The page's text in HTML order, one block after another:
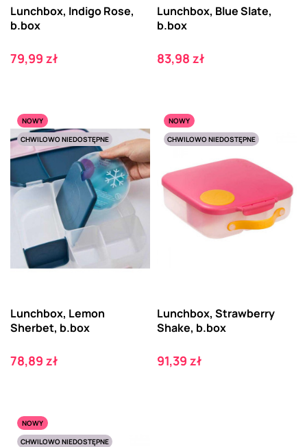
Lunchbox, Indigo Rose,
b.box
Cena
79,99 zł
Lunchbox, Blue Slate,
b.box
Cena
83,98 zł
NOWY
CHWILOWO NIEDOSTĘPNE
Lunchbox, Lemon
Sherbet, b.box
Cena
78,89 zł
NOWY
CHWILOWO NIEDOSTĘPNE
Lunchbox, Strawberry
Shake, b.box
Cena
91,39 zł
NOWY
CHWILOWO NIEDOSTĘPNE